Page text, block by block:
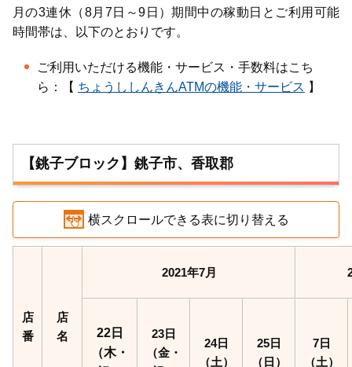
月の3連休（8月7日～9日）期間中の稼動日とご利用可能
時間帯は、以下のとおりです。
ご利用いただける機能・サービス・手数料はこち
ら：【 ちょうししんきんATMの機能・サービス 】
【銚子ブロック】銚子市、香取郡
横スクロールできる表に切り替える
店
番
店
名
2021年7月
22日
（木・
23日
（金・
24日
（土）
25日
（日）
7日
（土）